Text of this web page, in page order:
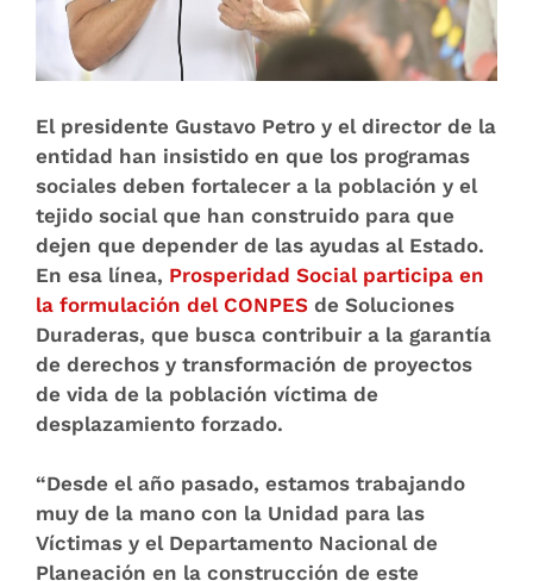
El presidente Gustavo Petro y el director de la
entidad han insistido en que los programas
sociales deben fortalecer a la población y el
tejido social que han construido para que
dejen que depender de las ayudas al Estado.
En esa línea, Prosperidad Social participa en
la formulación del CONPES de Soluciones
Duraderas, que busca contribuir a la garantía
de derechos y transformación de proyectos
de vida de la población víctima de
desplazamiento forzado.
“Desde el año pasado, estamos trabajando
muy de la mano con la Unidad para las
Víctimas y el Departamento Nacional de
Planeación en la construcción de este